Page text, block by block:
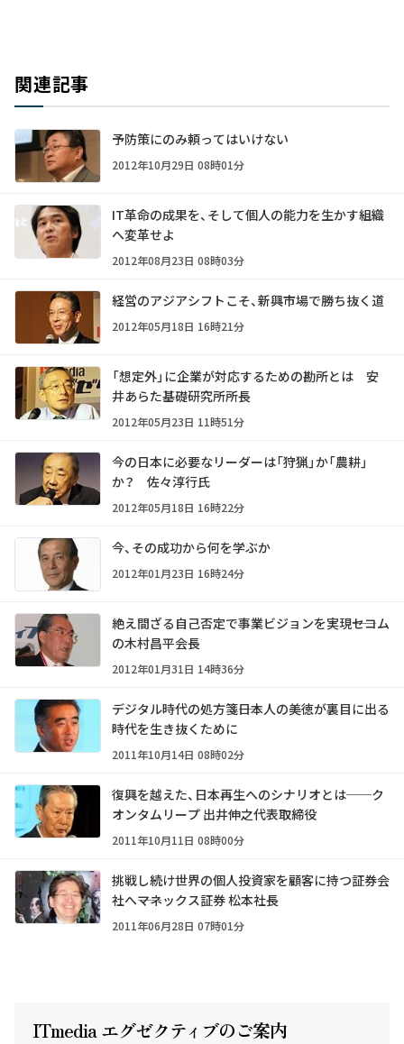
関連記事
予防策にのみ頼ってはいけない
2012年10月29日 08時01分
IT革命の成果を、そして個人の能力を生かす組織
へ変革せよ
2012年08月23日 08時03分
経営のアジアシフトこそ、新興市場で勝ち抜く道
2012年05月18日 16時21分
「想定外」に企業が対応するための勘所とは 安
井あらた基礎研究所所長
2012年05月23日 11時51分
今の日本に必要なリーダーは「狩猟」か「農耕」
か？ 佐々淳行氏
2012年05月18日 16時22分
今、その成功から何を学ぶか
2012年01月23日 16時24分
絶え間ざる自己否定で事業ビジョンを実現――セコム
の木村昌平会長
2012年01月31日 14時36分
デジタル時代の処方箋――日本人の美徳が裏目に出る
時代を生き抜くために
2011年10月14日 08時02分
復興を越えた、日本再生へのシナリオとは──ク
オンタムリープ 出井伸之代表取締役
2011年10月11日 08時00分
挑戦し続け世界の個人投資家を顧客に持つ証券会
社へ――マネックス証券 松本社長
2011年06月28日 07時01分
ITmedia エグゼクティ ブのご案内